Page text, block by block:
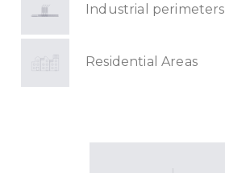
Industrial perimeters
Residential Areas